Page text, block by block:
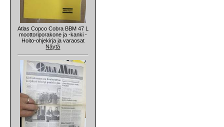
Atlas Copco Cobra BBM 47 L
moottoriporakone ja -kanki -
Hoito-ohjekirja ja varaosat
Näytä